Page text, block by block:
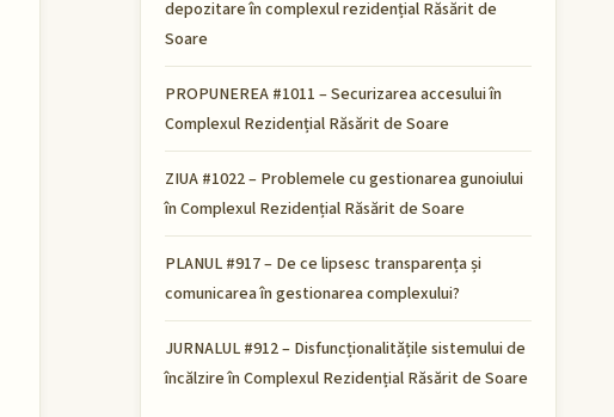
depozitare în complexul rezidențial Răsărit de
Soare
PROPUNEREA #1011 – Securizarea accesului în
Complexul Rezidențial Răsărit de Soare
ZIUA #1022 – Problemele cu gestionarea gunoiului
în Complexul Rezidențial Răsărit de Soare
PLANUL #917 – De ce lipsesc transparența și
comunicarea în gestionarea complexului?
JURNALUL #912 – Disfuncționalitățile sistemului de
încălzire în Complexul Rezidențial Răsărit de Soare